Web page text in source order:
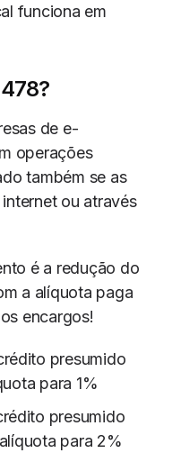
funciona em
de e-
operações
também se as
ou através
é a redução do
a alíquota paga
encargos!
presumido
para 1%
presumido
para 2%